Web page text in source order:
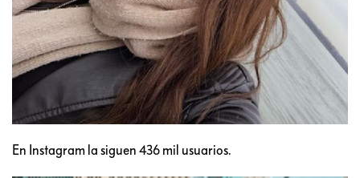
En Instagram la siguen 436 mil usuarios.